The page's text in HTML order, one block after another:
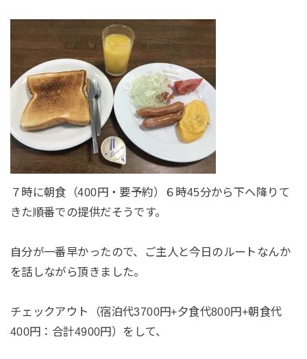
７時に朝食（400円・要予約）６時45分から下へ降りて
きた順番での提供だそうです。
自分が一番早かったので、ご主人と今日のルートなんか
を話しながら頂きました。
チェックアウト（宿泊代3700円+夕食代800円+朝食代
400円：合計4900円）をして、